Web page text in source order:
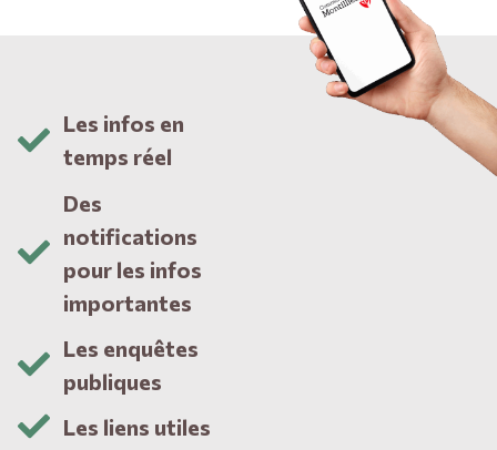
Les infos en
temps réel
Des
notifications
pour les infos
importantes
Les enquêtes
publiques
Les liens utiles